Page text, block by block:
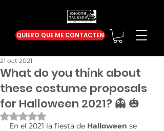
QUIERO QUE ME CONTACTEN
What do you think about
these costume proposals
for Halloween 2021? 👻 🎃
21 oct 2021
Obtuvo NaN de 5 estrellas.
En el 2021 la fiesta de Halloween se